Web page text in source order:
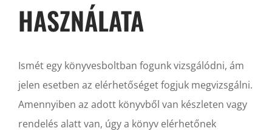
HASZNÁLATA
Ismét egy könyvesboltban fogunk vizsgálódni, ám
jelen esetben az elérhetőséget fogjuk megvizsgálni.
Amennyiben az adott könyvből van készleten vagy
rendelés alatt van, úgy a könyv elérhetőnek